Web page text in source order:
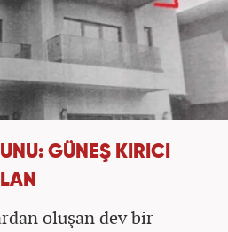
GÜNEŞ KIRICI
oluşan dev bir